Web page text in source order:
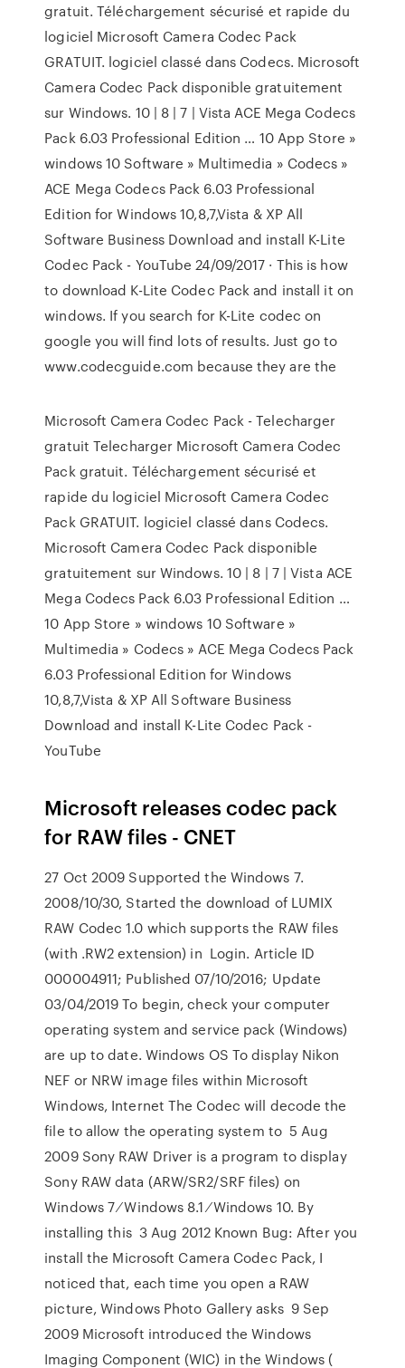
gratuit. Téléchargement sécurisé et rapide du
logiciel Microsoft Camera Codec Pack
GRATUIT. logiciel classé dans Codecs. Microsoft
Camera Codec Pack disponible gratuitement
sur Windows. 10 | 8 | 7 | Vista ACE Mega Codecs
Pack 6.03 Professional Edition … 10 App Store »
windows 10 Software » Multimedia » Codecs »
ACE Mega Codecs Pack 6.03 Professional
Edition for Windows 10,8,7,Vista & XP All
Software Business Download and install K-Lite
Codec Pack - YouTube 24/09/2017 · This is how
to download K-Lite Codec Pack and install it on
windows. If you search for K-Lite codec on
google you will find lots of results. Just go to
www.codecguide.com because they are the
Microsoft Camera Codec Pack - Telecharger
gratuit Telecharger Microsoft Camera Codec
Pack gratuit. Téléchargement sécurisé et
rapide du logiciel Microsoft Camera Codec
Pack GRATUIT. logiciel classé dans Codecs.
Microsoft Camera Codec Pack disponible
gratuitement sur Windows. 10 | 8 | 7 | Vista ACE
Mega Codecs Pack 6.03 Professional Edition …
10 App Store » windows 10 Software »
Multimedia » Codecs » ACE Mega Codecs Pack
6.03 Professional Edition for Windows
10,8,7,Vista & XP All Software Business
Download and install K-Lite Codec Pack -
YouTube
Microsoft releases codec pack
for RAW files - CNET
27 Oct 2009 Supported the Windows 7.
2008/10/30, Started the download of LUMIX
RAW Codec 1.0 which supports the RAW files
(with .RW2 extension) in Login. Article ID
000004911; Published 07/10/2016; Update
03/04/2019 To begin, check your computer
operating system and service pack (Windows)
are up to date. Windows OS To display Nikon
NEF or NRW image files within Microsoft
Windows, Internet The Codec will decode the
file to allow the operating system to 5 Aug
2009 Sony RAW Driver is a program to display
Sony RAW data (ARW/SR2/SRF files) on
Windows 7 ⁄ Windows 8.1 ⁄ Windows 10. By
installing this 3 Aug 2012 Known Bug: After you
install the Microsoft Camera Codec Pack, I
noticed that, each time you open a RAW
picture, Windows Photo Gallery asks 9 Sep
2009 Microsoft introduced the Windows
Imaging Component (WIC) in the Windows (